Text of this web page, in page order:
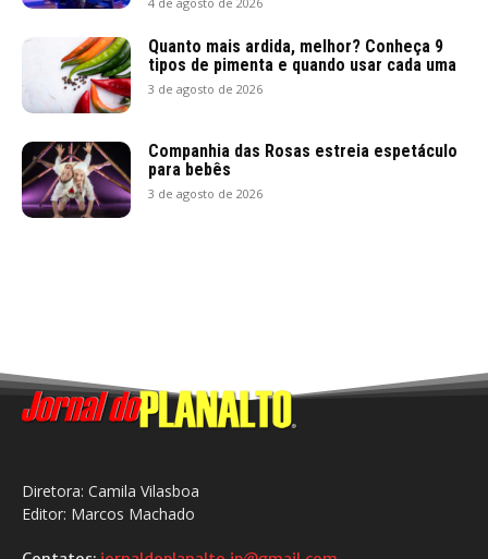
Quanto mais ardida, melhor? Conheça 9
tipos de pimenta e quando usar cada uma
3 de agosto de 2026
Companhia das Rosas estreia espetáculo
para bebês
3 de agosto de 2026
Diretora: Camila Vilasboa
Editor: Marcos Machado